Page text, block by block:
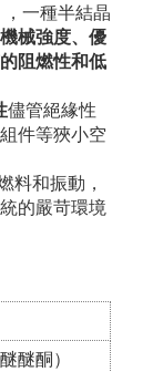
，一種半結晶
械強度、優
阻燃性和低
儘管絕緣性
件等狹小空
料和振動，
的嚴苛環境
醚酮）